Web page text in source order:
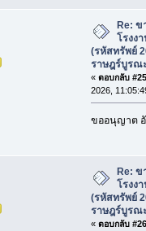
Re:
โรงง
(รหัสทรัพย์
ราษฎร์บูรณ
« ตอบกลับ
2026,
ขออนุญาต
Re:
โรงง
(รหัสทรัพย์
ราษฎร์บูรณ
« ตอบกลับ